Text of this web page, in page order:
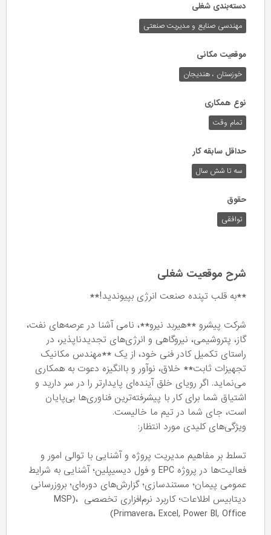
دسته‌بندی شغلی
مهندسی صنایع و مدیریت صنعتی
موقعیت مکانی
خوزستان ، هندیجان
نوع همکاری
تمام وقت
حداقل سابقه کار
سه تا شش سال
حقوق
توافقی
شرح موقعیت شغلی
**به قلب تپنده صنعت انرژی بپیوندید!**
شرکت پیشرو **هیربد نیرو**، نامی آشنا در عرصه‌های نفت،
گاز، پتروشیمی، نیروگاهی و انرژی‌های تجدیدناپذیر، در
راستای تکمیل کادر فنی خود، از یک **مهندس مکانیک
تجهیزات ثابت** خلاق، نوآور و باانگیزه دعوت به همکاری
می‌نماید. اگر رویای خلق آینده‌ای پایدارتر را در سر دارید و
اشتیاق شما برای کار با پیشرفته‌ترین فناوری‌ها بی‌پایان
است، جای شما در تیم ما خالیست.
ویژگی‌های کلیدی مورد انتظار:
تسلط بر مفاهیم مدیریت پروژه و آشنایی با توالی امور و
فعالیت‌ها در پروژه EPC و فول دیسیپلین؛ آشنایی به شرایط
عمومی پیمان؛ مستندسازی؛ گزارش‌های دوره‌ای؛ بروزرسانی
دیتابیس اطلاعات؛ کاربرد نرم‌افزاری تخصصی MSP)،
Primavera، Excel, Power BI, Office)